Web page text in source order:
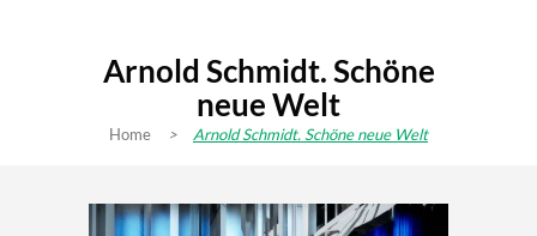
Arnold Schmidt. Schöne
neue Welt
Home > Arnold Schmidt. Schöne neue Welt